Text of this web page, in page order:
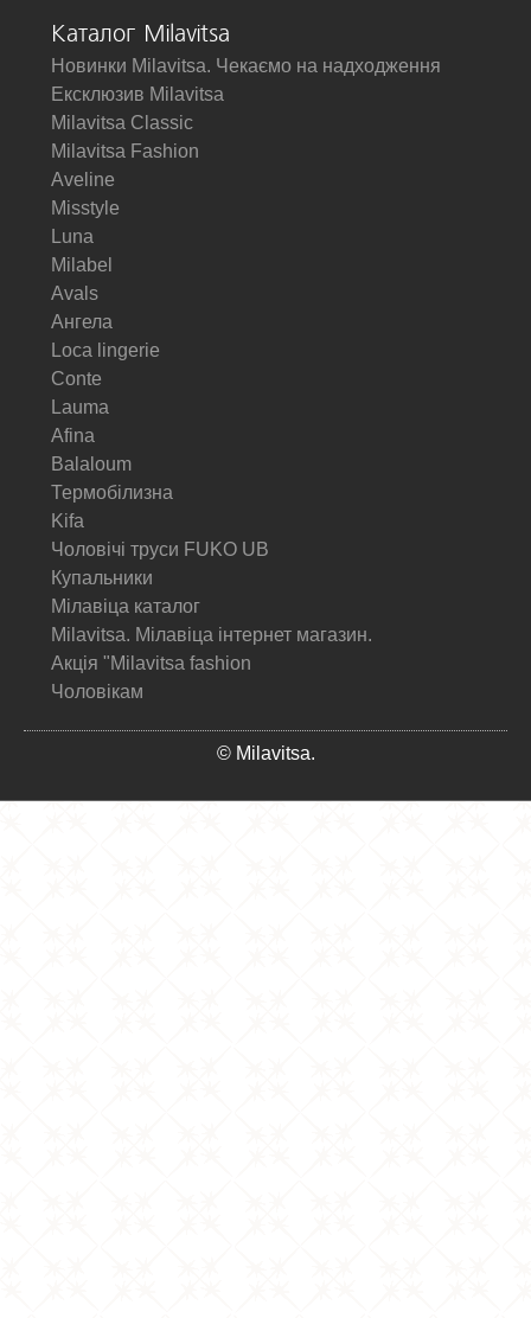
Каталог Milavitsa
Новинки Milavitsa. Чекаємо на надходження
Ексклюзив Milavitsa
Milavitsa Classic
Milavitsa Fashion
Aveline
Misstyle
Luna
Milabel
Avals
Ангела
Loca lingerie
Conte
Lauma
Afina
Balaloum
Термобілизна
Kifa
Чоловічі труси FUKO UB
Купальники
Мілавіца каталог
Milavitsa. Мілавіца інтернет магазин.
Акція "Milavitsa fashion
Чоловікам
© Milavitsa.